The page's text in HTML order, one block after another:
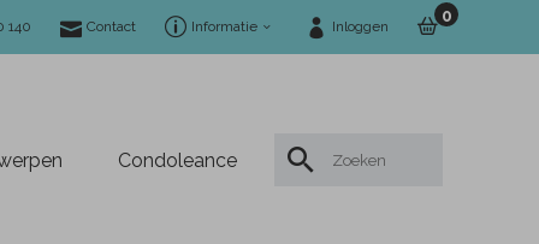
140 Contact Informatie Inloggen
0
Condoleance